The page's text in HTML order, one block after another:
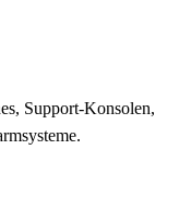
Support-Konsolen,